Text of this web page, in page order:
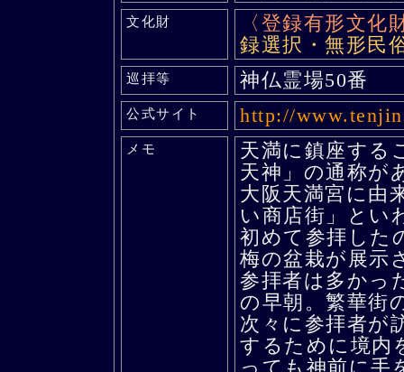
文化財
〈登録有形文化
録選択・無形民
巡拝等 神仏霊場50番
公式サイト http://
メモ
天満に鎮座する
天神」の通称が
大阪天満宮に由
い商店街」とい
初めて参拝した
梅の盆栽が展示
参拝者は多かっ
の早朝。繁華街
次々に参拝者が
するために境内
っても神前に手